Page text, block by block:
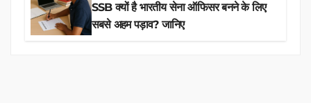
SSB क्यों है भारतीय सेना ऑफिसर बनने के लिए
सबसे अहम पड़ाव? जानिए